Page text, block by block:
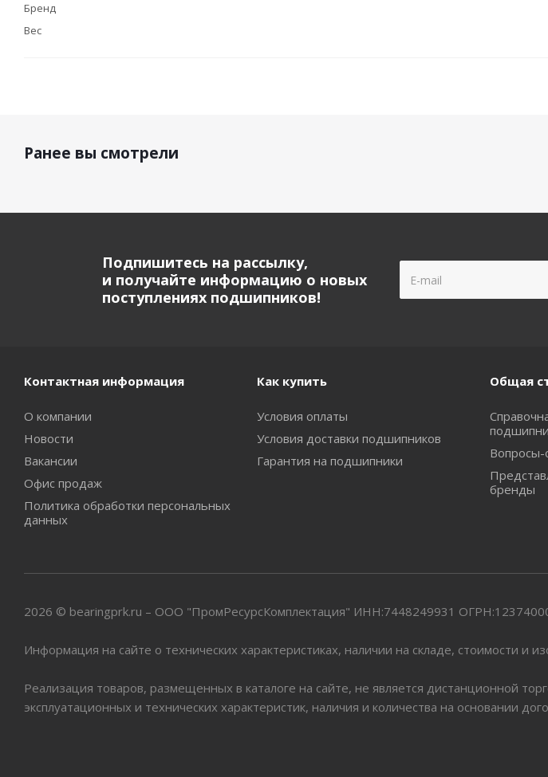
Бренд
Вес
Ранее вы смотрели
Подпишитесь на рассылку,
и получайте информацию о новых
поступлениях подшипников!
Контактная информация
О компании
Новости
Вакансии
Офис продаж
Политика обработки персональных
данных
Как купить
Условия оплаты
Условия доставки подшипников
Гарантия на подшипники
Общая
Вопросы-
бренды
2026 © bearingprk.ru – ООО "ПромРесурсКомплектация" ИНН:7448249931
Информация на сайте о технических характеристиках, наличии на складе, стоимости и
Реализация товаров, размещенных в каталоге на сайте, не является дистанционной
эксплуатационных и технических характеристик, наличия и количества на основании